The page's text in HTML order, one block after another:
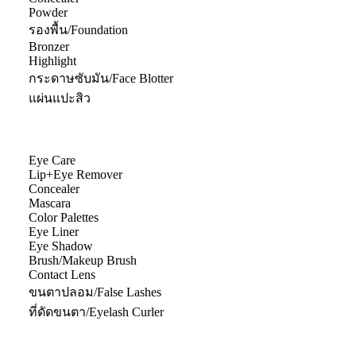
Powder
รองพื้น/Foundation
Bronzer
Highlight
กระดาษซับมัน/Face Blotter
แผ่นแปะสิว
Eye Care
Lip+Eye Remover
Concealer
Mascara
Color Palettes
Eye Liner
Eye Shadow
Brush/Makeup Brush
Contact Lens
ขนตาปลอม/False Lashes
ที่ดัดขนตา/Eyelash Curler